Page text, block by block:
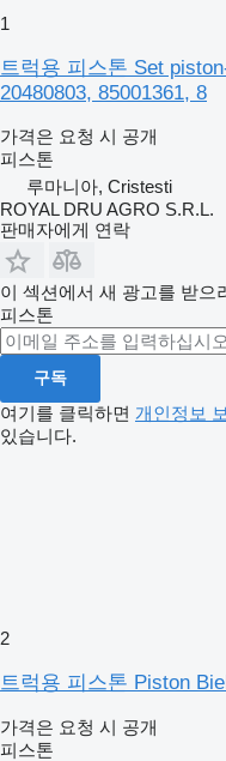
1
트럭용 피스톤 Set
20480803, 85001361, 8
가격은 요청 시 공개
피스톤
루마니아, Cristesti
ROYAL DRU AGRO S.R.L.
판매자에게 연락
이 섹션에서 새 광고를 받으
피스톤
구독
여기를 클릭하면 개인정보
있습니다.
2
트럭용 피스톤 Piston
가격은 요청 시 공개
피스톤